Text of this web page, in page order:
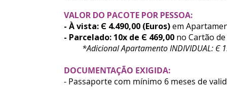
VALOR DO PACOTE POR PESSOA:
- À vista: Є 4.490,00 (Euros)em
- Parcelado: 10x de Є 469,00 no Cartão
*Adicional Apartamento INDIVIDUAL: Є
DOCUMENTAÇÃO EXIGIDA:
- Passaporte com mínimo 6 meses de